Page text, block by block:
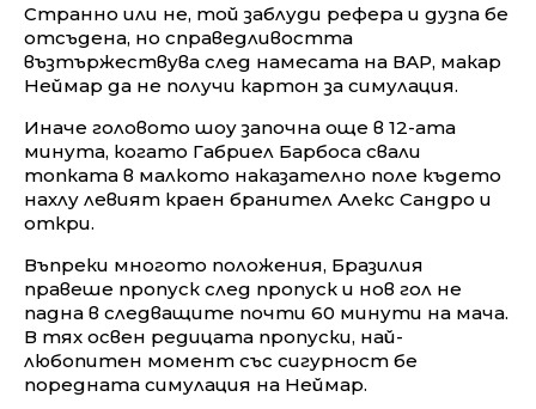
Странно или не, той заблуди рефера и дузпа бе
отсъдена, но справедливостта
възтържествува след намесата на ВАР, макар
Неймар да не получи картон за симулация.
Иначе головото шоу започна още в 12-ата
минута, когато Габриел Барбоса свали
топката в малкото наказателно поле където
нахлу левият краен бранител Алекс Сандро и
откри.
Въпреки многото положения, Бразилия
правеше пропуск след пропуск и нов гол не
падна в следващите почти 60 минути на мача.
В тях освен редицата пропуски, най-
любопитен момент със сигурност бе
поредната симулация на Неймар.